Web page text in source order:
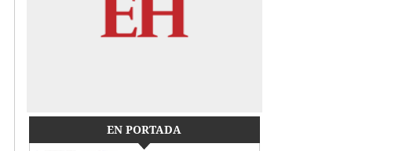
EN PORTADA